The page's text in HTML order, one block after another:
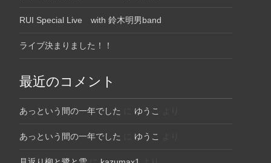
RUI Special Live with 鈴木明男band
ライブ決まりました！！
最近のコメント
あっという間の一年でした ゆうこ
あっという間の一年でした ゆうこ